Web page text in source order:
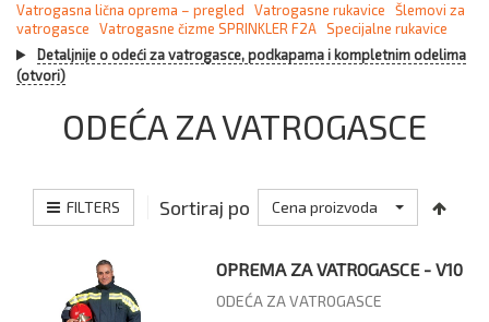
Vatrogasna lična oprema – pregled Vatrogasne rukavice
Šlemovi za
vatrogasce
Vatrogasne čizme SPRINKLER F2A Specijalne rukavice
Detaljnije o odeći za vatrogasce, podkapama i kompletnim odelima
(otvori)
ODEĆA ZA VATROGASCE
FILTERS Sortiraj po Cena proizvoda
OPREMA ZA VATROGASCE - V10
ODEĆA ZA VATROGASCE